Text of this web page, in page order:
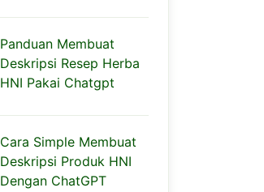
Panduan Membuat
Deskripsi Resep Herba
HNI Pakai Chatgpt
Cara Simple Membuat
Deskripsi Produk HNI
Dengan ChatGPT